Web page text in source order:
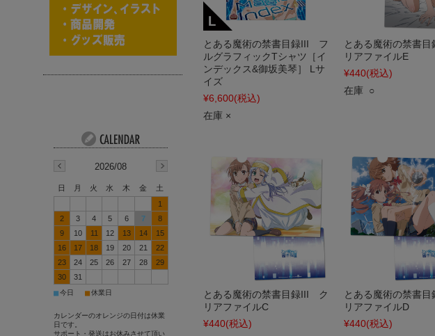
とある魔術の禁書目録III フ
ルグラフィックTシャツ［イ
ンデックス&御坂美琴］ Lサ
イズ
¥6,600(税込)
在庫 ×
とある魔術の禁書
リアファイルE
¥440(税込)
在庫 ○
とある魔術の禁書目録III ク
リアファイルC
¥440(税込)
とある魔術の禁書
リアファイルD
¥440(税込)
2026/08
日 月 火 水 木 金
土
1
2
3 4 5 6 7
8
9
10 11 12 13 14
15
16
17 18 19 20 21
22
23
24 25 26 27 28
29
30
31
■今日 ■休業日
カレンダーのオレンジの日付は休業
日です。
サポート・発送はお休みさせて頂い